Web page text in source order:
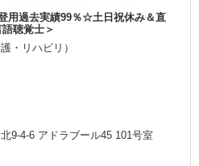
用過去実績99％☆土日祝休み＆直
聴覚士＞
・リハビリ）
9-4-6 アドラブール45 101号室